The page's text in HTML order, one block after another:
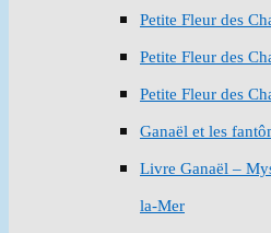
Petite Fleur des
Petite Fleur des
Petite Fleur des
Ganaël et les
Livre Ganaël –
la-Mer